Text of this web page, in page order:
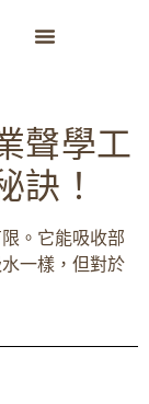
聲學工
訣！
。它能吸收部
一樣，但對於